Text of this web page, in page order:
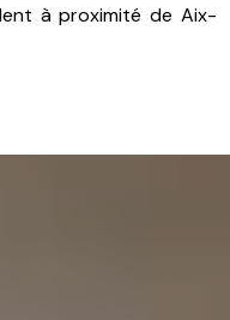
à proximité de Aix-